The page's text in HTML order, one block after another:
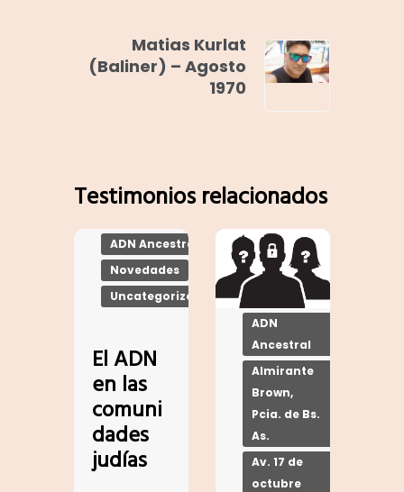
Matias Kurlat
(Baliner) – Agosto
1970
Testimonios relacionados
ADN Ancestral
Novedades
Uncategorized
El ADN
en las
comuni
dades
judías
ADN
Ancestral
Almirante
Brown,
Pcia. de Bs.
As.
Av. 17 de
octubre